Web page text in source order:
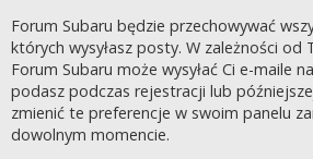
Forum Subaru będzie przechowywać
których wysyłasz posty. W zależności od
Forum Subaru może wysyłać Ci e-maile
podasz podczas rejestracji lub
zmienić te preferencje w swoim panelu
dowolnym momencie.